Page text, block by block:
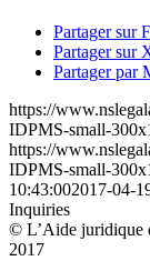
Partager sur
Partager sur
Partager par
https://
IDPMS-small-
https://
IDPMS-small-
10:43:002017-04-
Inquiries
© L’Aide juridique
2017